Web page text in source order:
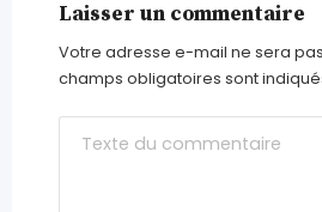
Laisser un commentaire
Votre adresse e-mail ne sera
champs obligatoires sont